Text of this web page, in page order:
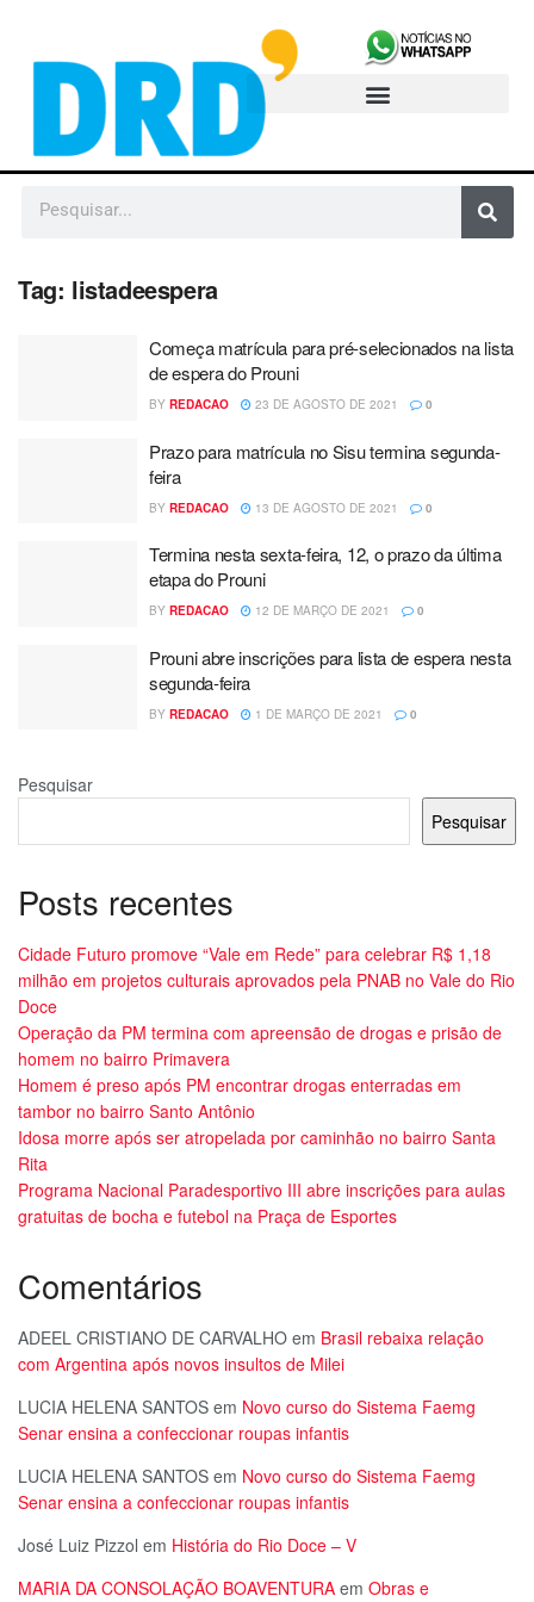
Tag: listadeespera
Começa matrícula para pré-selecionados na lista
de espera do Prouni
BY REDACAO 23 DE AGOSTO DE 2021 0
Prazo para matrícula no Sisu termina segunda-
feira
BY REDACAO 13 DE AGOSTO DE 2021 0
Termina nesta sexta-feira, 12, o prazo da última
etapa do Prouni
BY REDACAO 12 DE MARÇO DE 2021 0
Prouni abre inscrições para lista de espera nesta
segunda-feira
BY REDACAO 1 DE MARÇO DE 2021 0
Pesquisar
Pesquisar
Posts recentes
Cidade Futuro promove “Vale em Rede” para celebrar R$ 1,18
milhão em projetos culturais aprovados pela PNAB no Vale do Rio
Doce
Operação da PM termina com apreensão de drogas e prisão de
homem no bairro Primavera
Homem é preso após PM encontrar drogas enterradas em
tambor no bairro Santo Antônio
Idosa morre após ser atropelada por caminhão no bairro Santa
Rita
Programa Nacional Paradesportivo III abre inscrições para aulas
gratuitas de bocha e futebol na Praça de Esportes
Comentários
ADEEL CRISTIANO DE CARVALHO em Brasil rebaixa relação
com Argentina após novos insultos de Milei
LUCIA HELENA SANTOS em Novo curso do Sistema Faemg
Senar ensina a confeccionar roupas infantis
LUCIA HELENA SANTOS em Novo curso do Sistema Faemg
Senar ensina a confeccionar roupas infantis
José Luiz Pizzol em História do Rio Doce – V
MARIA DA CONSOLAÇÃO BOAVENTURA em Obras e